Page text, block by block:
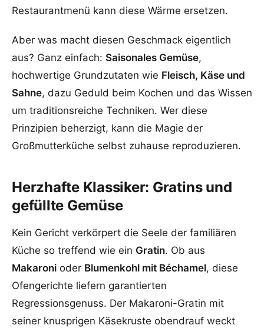
Restaurantmenü kann diese Wärme ersetzen.
Aber was macht diesen Geschmack eigentlich
aus? Ganz einfach: Saisonales Gemüse,
hochwertige Grundzutaten wie Fleisch, Käse und
Sahne, dazu Geduld beim Kochen und das Wissen
um traditionsreiche Techniken. Wer diese
Prinzipien beherzigt, kann die Magie der
Großmutterküche selbst zuhause reproduzieren.
Herzhafte Klassiker: Gratins und
gefüllte Gemüse
Kein Gericht verkörpert die Seele der familiären
Küche so treffend wie ein Gratin. Ob aus
Makaroni oder Blumenkohl mit Béchamel, diese
Ofengerichte liefern garantierten
Regressionsgenuss. Der Makaroni-Gratin mit
seiner knusprigen Käsekruste obendrauf weckt